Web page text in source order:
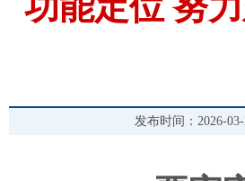
发布时间：2026-